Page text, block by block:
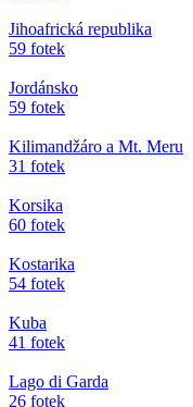
Jihoafrická republika
59 fotek
Jordánsko
59 fotek
Kilimandžáro a Mt. Meru
31 fotek
Korsika
60 fotek
Kostarika
54 fotek
Kuba
41 fotek
Lago di Garda
26 fotek